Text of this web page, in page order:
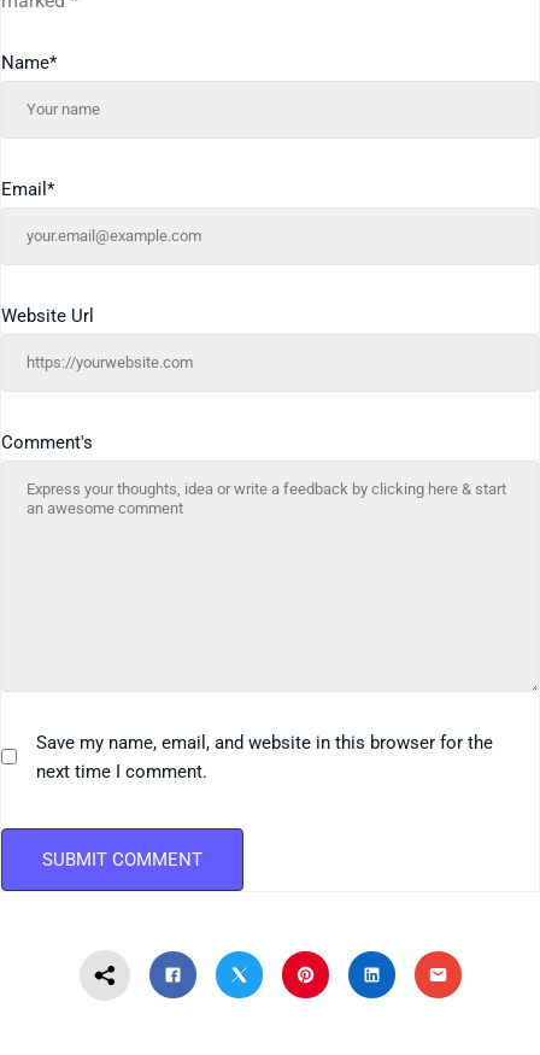
Comment's
Name*
Email *
Website Url
Save my name, email, and website in this browser for the
next time I comment.